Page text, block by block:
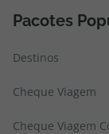
Pacotes
Destinos
Cheque Viagem
Cheque Viagem